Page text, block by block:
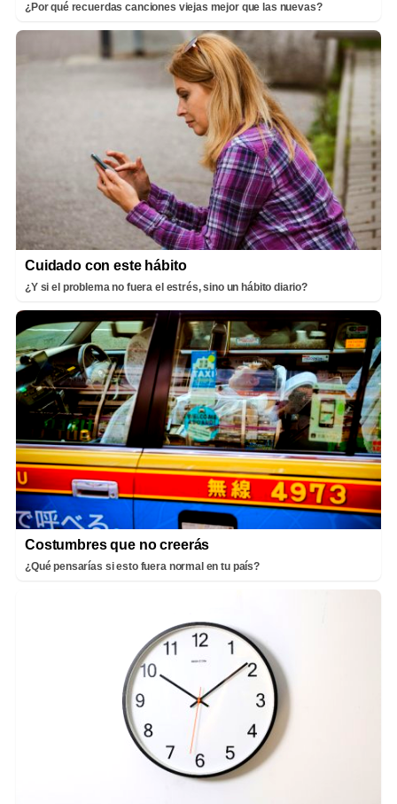
¿Por qué recuerdas canciones viejas mejor que las nuevas?
Cuidado con este hábito
¿Y si el problema no fuera el estrés, sino un hábito diario?
Costumbres que no creerás
¿Qué pensarías si esto fuera normal en tu país?